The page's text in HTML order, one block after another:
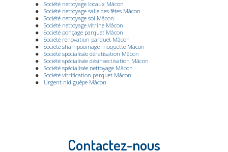
Société nettoyage locaux Mâcon
Société nettoyage salle des fêtes Mâcon
Société nettoyage sol Mâcon
Société nettoyage vitrine Mâcon
Société ponçage parquet Mâcon
Société rénovation parquet Mâcon
Société shampooinage moquette Mâcon
Société spécialisée dératisation Mâcon
Société spécialisée désinsectisation Mâcon
Société spécialisée nettoyage Mâcon
Société vitrification parquet Mâcon
Urgent nid guêpe Mâcon
Contactez-nous